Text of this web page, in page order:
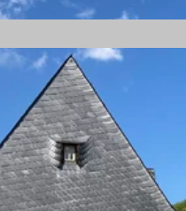
Podcast-Episode mit